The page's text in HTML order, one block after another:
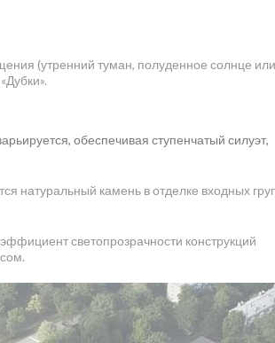
(утренний туман, полуденное солнце или
обеспечивая ступенчатый силуэт,
натуральный камень в отделке входных
светопрозрачности конструкций